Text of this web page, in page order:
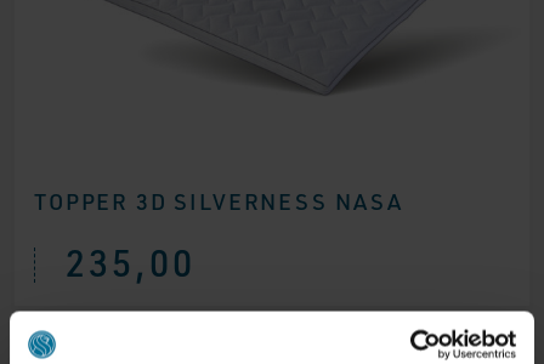
TOPPER 3D SILVERNESS NASA
235,00